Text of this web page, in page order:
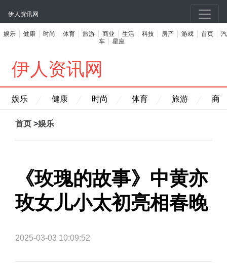
伊人资讯网
娱乐 健康 时尚 体育 旅游 商业 生活 科技 房产 游戏 首页
汽
车
星座
伊人资讯网
娱乐 健康 时尚 体育 旅游 商
首页 >娱乐
《玫瑰的故事》中黄亦
玫女儿小太初亮相春晚
2025-03-03 10:09:52